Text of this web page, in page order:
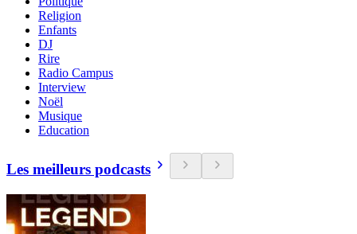
Religion
Enfants
DJ
Rire
Radio Campus
Interview
Noël
Musique
Education
Les meilleurs podcasts